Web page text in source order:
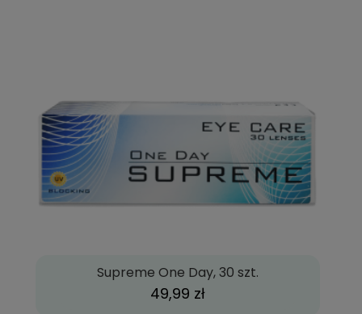
Supreme One Day, 30 szt.
49,99 zł